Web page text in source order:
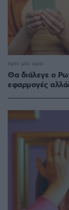
Θα διάλεγε ο
εφαρμογές
πριν μία ώρα